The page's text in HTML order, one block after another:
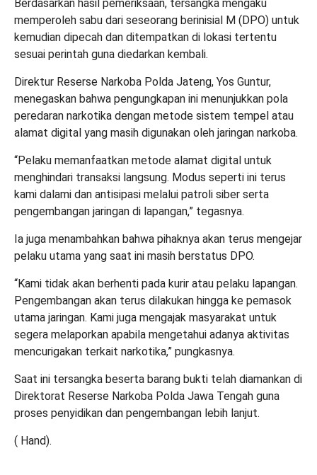
Berdasarkan hasil pemeriksaan, tersangka mengaku
memperoleh sabu dari seseorang berinisial M (DPO) untuk
kemudian dipecah dan ditempatkan di lokasi tertentu
sesuai perintah guna diedarkan kembali.
Direktur Reserse Narkoba Polda Jateng, Yos Guntur,
menegaskan bahwa pengungkapan ini menunjukkan pola
peredaran narkotika dengan metode sistem tempel atau
alamat digital yang masih digunakan oleh jaringan narkoba.
“Pelaku memanfaatkan metode alamat digital untuk
menghindari transaksi langsung. Modus seperti ini terus
kami dalami dan antisipasi melalui patroli siber serta
pengembangan jaringan di lapangan,” tegasnya.
Ia juga menambahkan bahwa pihaknya akan terus mengejar
pelaku utama yang saat ini masih berstatus DPO.
“Kami tidak akan berhenti pada kurir atau pelaku lapangan.
Pengembangan akan terus dilakukan hingga ke pemasok
utama jaringan. Kami juga mengajak masyarakat untuk
segera melaporkan apabila mengetahui adanya aktivitas
mencurigakan terkait narkotika,” pungkasnya.
Saat ini tersangka beserta barang bukti telah diamankan di
Direktorat Reserse Narkoba Polda Jawa Tengah guna
proses penyidikan dan pengembangan lebih lanjut.
( Hand).